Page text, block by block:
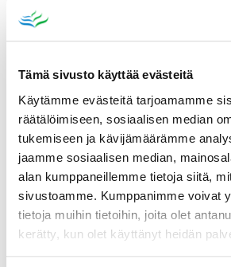
Tämä sivusto käyttää evästeitä
Käytämme evästeitä tarjoamamme
räätälöimiseen, sosiaalisen median
tukemiseen ja kävijämäärämme
jaamme sosiaalisen median,
alan kumppaneillemme tietoja siitä,
sivustoamme. Kumppanimme voivat
tietoja muihin tietoihin, joita olet
kerätty, kun olet käyttänyt heidän
Talousvesiverkostoon
automaatteja ei saa käyttää.
voi käyttää aivan
pestyt astiat ja esimerkiksi
kuivuvat kunnolla ennen
Lemmikkieläimille
normaalisti.
Vesijohtoverkostoa kloorataan
johdosta vesijohtovedestä voi